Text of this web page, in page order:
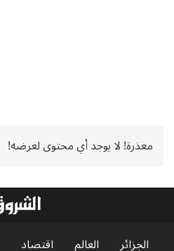
معذرة! لا يوجد أي محتوى لعرضه!
الجزائر العالم اقتصاد